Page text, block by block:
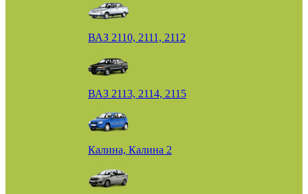
ВАЗ 2110, 2111, 2112
ВАЗ 2113, 2114, 2115
Калина, Калина 2